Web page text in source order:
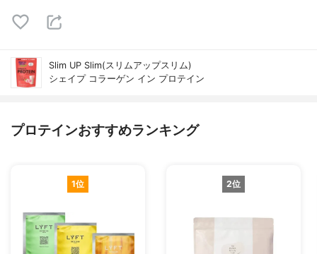
Slim UP Slim(スリムアップスリム)
シェイプ コラーゲン イン プロテイン
プロテインおすすめランキング
1位 2位